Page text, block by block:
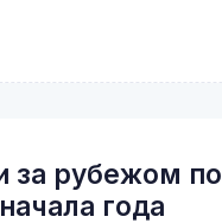
за рубежом по
года